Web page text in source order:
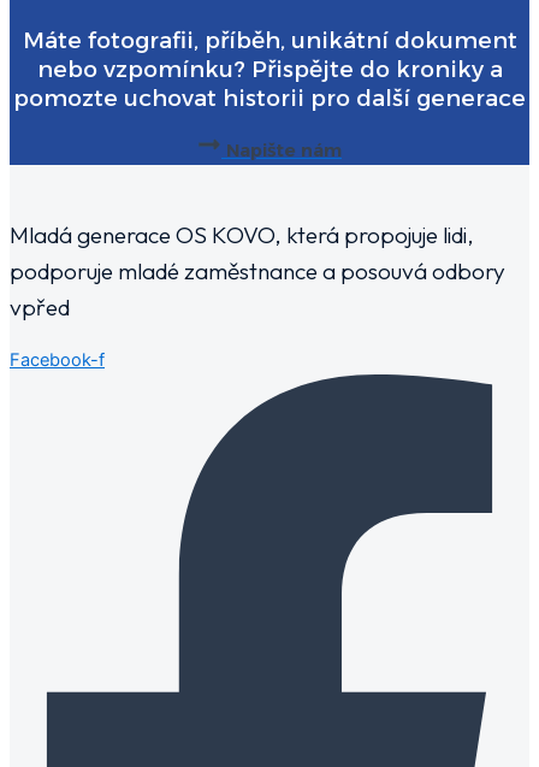
Máte fotografii, příběh, unikátní dokument
nebo vzpomínku? Přispějte do kroniky a
pomozte uchovat historii pro další generace
Napište nám
Mladá generace OS KOVO, která propojuje lidi,
podporuje mladé zaměstnance a posouvá odbory
vpřed
Facebook-f